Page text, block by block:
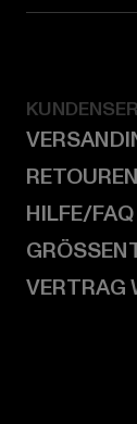
HILFE/FAQ
VERTRAG